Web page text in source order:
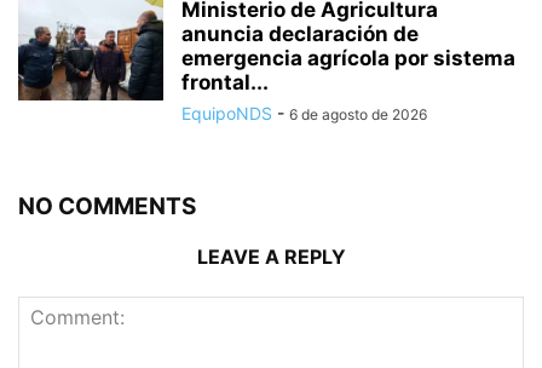
Ministerio de Agricultura
anuncia declaración de
emergencia agrícola por sistema
frontal...
EquipoNDS - 6 de agosto de 2026
NO COMMENTS
LEAVE A REPLY